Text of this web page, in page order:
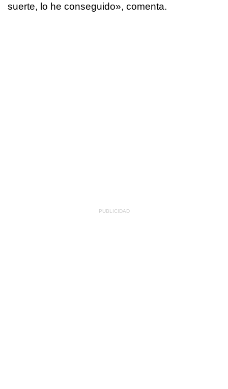
suerte, lo he conseguido», comenta.